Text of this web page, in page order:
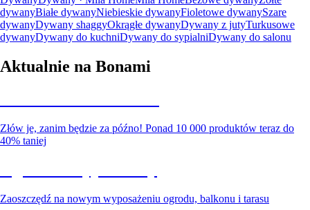
dywanyBiałe dywanyNiebieskie dywanyFioletowe dywanySzare
dywanyDywany shaggyOkrągłe dywanyDywany z jutyTurkusowe
dywanyDywany do kuchniDywany do sypialniDywany do salonu
Aktualnie na Bonami
Złów je, zanim będzie za późno! Ponad 10 000 produktów teraz do
40% taniej
Zaoszczędź na nowym wyposażeniu ogrodu, balkonu i tarasu